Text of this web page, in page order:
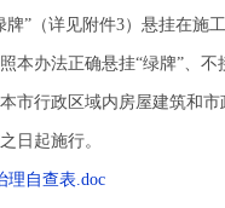
（详见附件3）悬挂在施工
办法正确悬挂“绿牌”、不
行政区域内房屋建筑和市
起施行。
理自查表.doc